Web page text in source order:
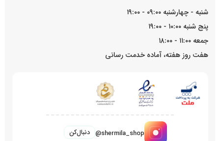
شنبه - چهارشنبه ۰۹:۰۰ - ۱۹:۰۰
پنج شنبه ۱۰:۰۰ - ۱۹:۰۰
جمعه ۱۱:۰۰ - ۱۸:۰۰
هفت روز هفته، آماده خدمت رسانی
@shermila_shop دنبال‌کن